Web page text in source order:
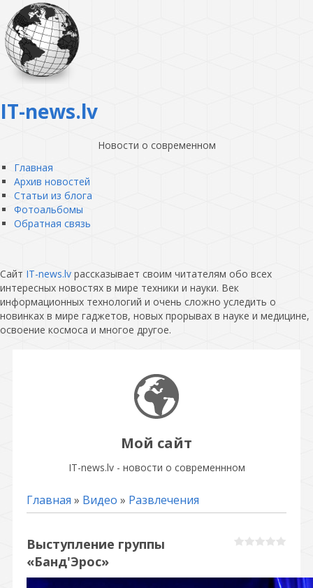
IT-news.lv
Новости о современном
Главная
Архив новостей
Статьи из блога
Фотоальбомы
Обратная связь
Сайт IT-news.lv рассказывает своим читателям обо всех
интересных новостях в мире техники и науки. Век
информационных технологий и очень сложно уследить о
новинках в мире гаджетов, новых прорывах в науке и медицине,
освоение космоса и многое другое.
Мой сайт
IT-news.lv - новости о современнном
Главная » Видео » Развлечения
Выступление группы
«Банд'Эрос»